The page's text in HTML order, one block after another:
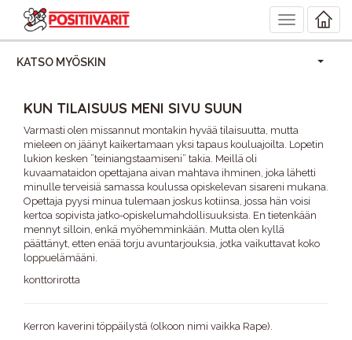
Toggle
navigation
KATSO MYÖSKIN
KUN TILAISUUS MENI SIVU SUUN
Varmasti olen missannut montakin hyvää tilaisuutta, mutta
mieleen on jäänyt kaikertamaan yksi tapaus kouluajoilta. Lopetin
lukion kesken ”teiniangstaamiseni” takia. Meillä oli
kuvaamataidon opettajana aivan mahtava ihminen, joka lähetti
minulle terveisiä samassa koulussa opiskelevan sisareni mukana.
Opettaja pyysi minua tulemaan joskus kotiinsa, jossa hän voisi
kertoa sopivista jatko-opiskelumahdollisuuksista. En tietenkään
mennyt silloin, enkä myöhemminkään. Mutta olen kyllä
päättänyt, etten enää torju avuntarjouksia, jotka vaikuttavat koko
loppuelämääni.
konttorirotta
Kerron kaverini töppäilystä (olkoon nimi vaikka Rape).